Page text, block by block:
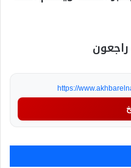
راجعون
https://